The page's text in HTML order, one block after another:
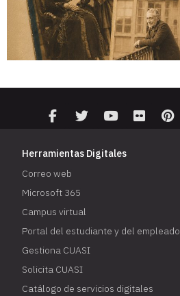
Herramientas Digitales
Correo web
Microsoft 365
Campus virtual
Portal del estudiante y del empleado
Gestiona CUASI
Solicita CUASI
Catálogo de servicios digitales